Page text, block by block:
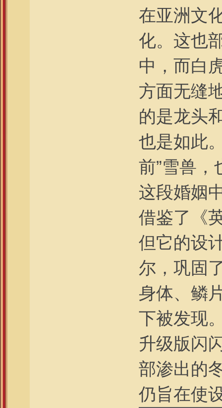
在亚洲文
化。这也
中，而白
方面无缝
的是龙头
也是如此
前”雪兽
这段婚姻
借鉴了《
但它的设
尔，巩固
身体、鳞
下被发现
升级版闪
部渗出的
仍旨在使